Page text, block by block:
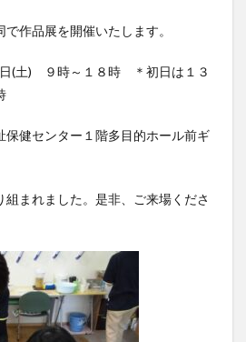
作品展を開催いたします。
日(土) ９時～１８時 ＊初日は１３
保健センター１階多目的ホール前ギ
まれました。是非、ご来場くださ